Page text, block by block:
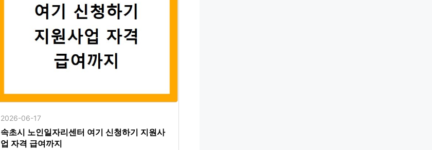
2026-06-17
속초시 노인일자리센터 여기 신청하기 지원사
업 자격 급여까지